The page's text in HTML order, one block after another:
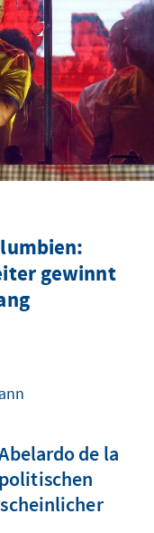
gewinnt
de la